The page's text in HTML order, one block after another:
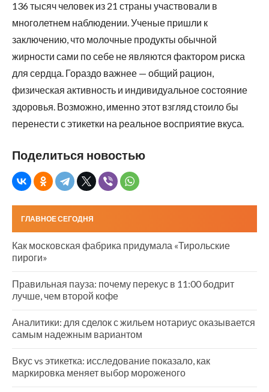
136 тысяч человек из 21 страны участвовали в
многолетнем наблюдении. Ученые пришли к
заключению, что молочные продукты обычной
жирности сами по себе не являются фактором риска
для сердца. Гораздо важнее — общий рацион,
физическая активность и индивидуальное состояние
здоровья. Возможно, именно этот взгляд стоило бы
перенести с этикетки на реальное восприятие вкуса.
Поделиться новостью
ГЛАВНОЕ СЕГОДНЯ
Как московская фабрика придумала «Тирольские
пироги»
Правильная пауза: почему перекус в 11:00 бодрит
лучше, чем второй кофе
Аналитики: для сделок с жильем нотариус оказывается
самым надежным вариантом
Вкус vs этикетка: исследование показало, как
маркировка меняет выбор мороженого